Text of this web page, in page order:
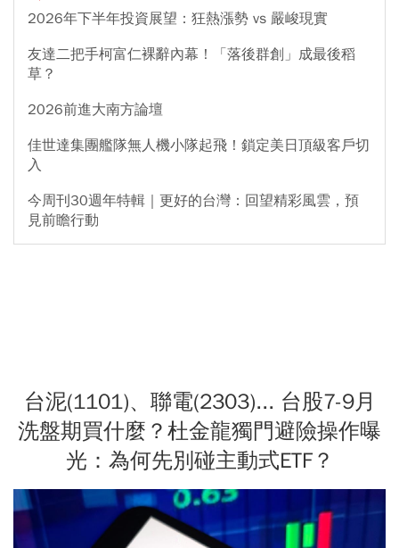
2026年下半年投資展望：狂熱漲勢 vs 嚴峻現實
友達二把手柯富仁裸辭內幕！「落後群創」成最後稻
草？
2026前進大南方論壇
佳世達集團艦隊無人機小隊起飛！鎖定美日頂級客戶切
入
今周刊30週年特輯｜更好的台灣：回望精彩風雲，預
見前瞻行動
台泥(1101)、聯電(2303)... 台股7-9月
洗盤期買什麼？杜金龍獨門避險操作曝
光：為何先別碰主動式ETF？